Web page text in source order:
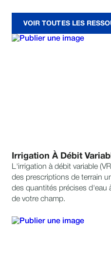
VOIR TOUTES LES
Irrigation À Débit
L'irrigation à débit variable
des prescriptions de terrain
des quantités précises d'eau
de votre champ.